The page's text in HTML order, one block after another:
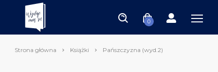
0
Strona główna Książki Pańszczyzna (wyd.2)